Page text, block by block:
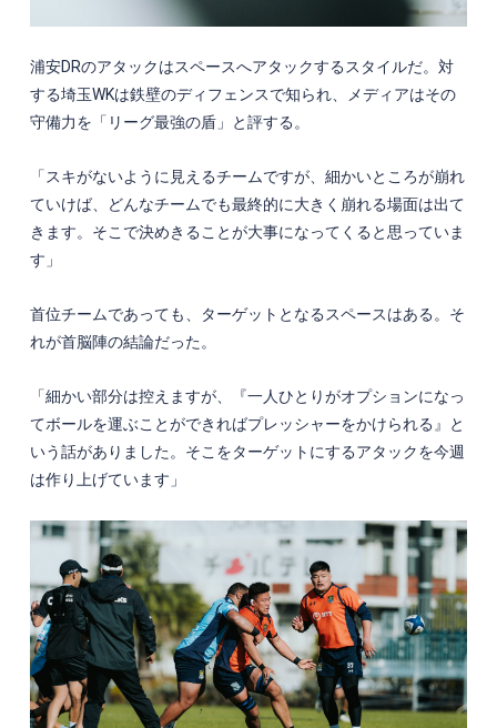
浦安DRのアタックはスペースへアタックするスタイルだ。対
する埼玉WKは鉄壁のディフェンスで知られ、メディアはその
守備力を「リーグ最強の盾」と評する。
「スキがないように見えるチームですが、細かいところが崩れ
ていけば、どんなチームでも最終的に大きく崩れる場面は出て
きます。そこで決めきることが大事になってくると思っていま
す」
首位チームであっても、ターゲットとなるスペースはある。そ
れが首脳陣の結論だった。
「細かい部分は控えますが、『一人ひとりがオプションになっ
てボールを運ぶことができればプレッシャーをかけられる』と
いう話がありました。そこをターゲットにするアタックを今週
は作り上げています」